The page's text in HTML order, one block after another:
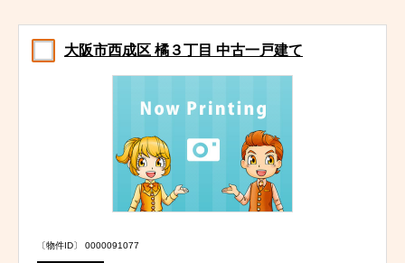
大阪市西成区 橘３丁目 中古一戸建て
〔物件ID〕 0000091077